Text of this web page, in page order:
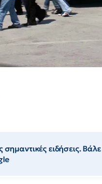
σημαντικές ειδήσεις.